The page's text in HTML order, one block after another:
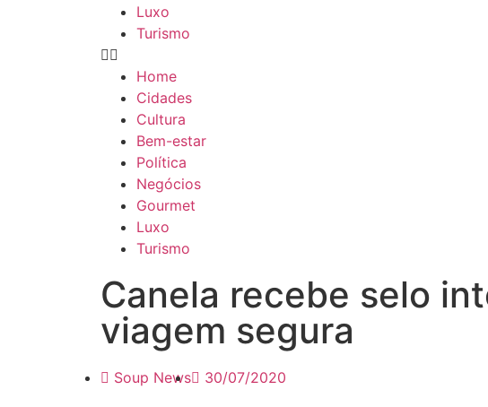
Luxo
Turismo
Home
Cidades
Cultura
Bem-estar
Política
Negócios
Gourmet
Luxo
Turismo
Canela recebe selo
viagem segura
Soup News 30/07/2020